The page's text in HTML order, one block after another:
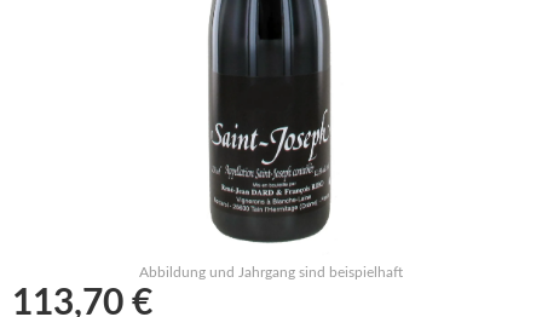
Abbildung und Jahrgang sind beispielhaft
113,70 €